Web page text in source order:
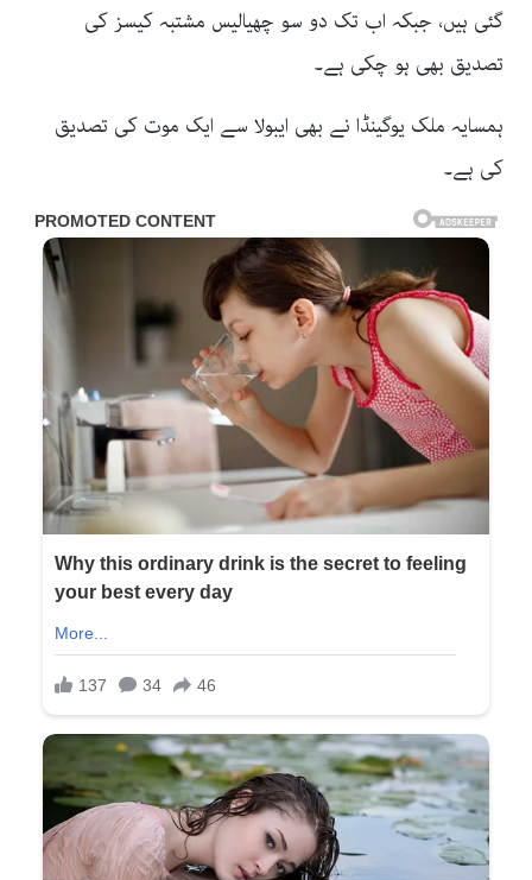
گئی ہیں، جبکہ اب تک دو سو چھیالیس مشتبہ کیسز کی
تصدیق بھی ہو چکی ہے۔
ہمسایہ ملک یوگینڈا نے بھی ایبولا سے ایک موت کی تصدیق
کی ہے۔